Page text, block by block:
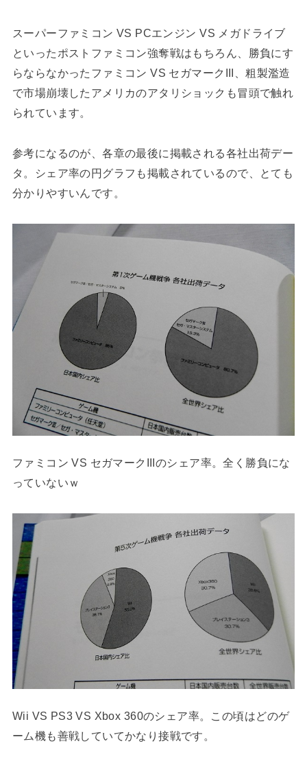
スーパーファミコン VS PCエンジン VS メガドライブ
といったポストファミコン強奪戦はもちろん、勝負にす
らならなかったファミコン VS セガマークIII、粗製濫造
で市場崩壊したアメリカのアタリショックも冒頭で触れ
られています。
参考になるのが、各章の最後に掲載される各社出荷デー
タ。シェア率の円グラフも掲載されているので、とても
分かりやすいんです。
ファミコン VS セガマークIIIのシェア率。全く勝負にな
っていないｗ
Wii VS PS3 VS Xbox 360のシェア率。この頃はどのゲ
ーム機も善戦していてかなり接戦です。